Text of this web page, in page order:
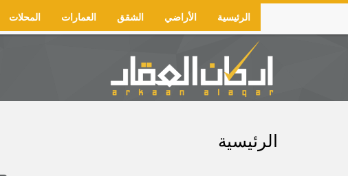
Skip
main
Main
navigation
المحلات العمارات الشقق الأراضي الرئيسية
الرئيسية